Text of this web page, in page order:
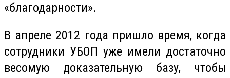
«благодарности».
В апреле 2012 года пришло время, когда
сотрудники УБОП уже имели достаточно
весомую доказательную базу, чтобы